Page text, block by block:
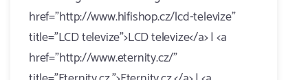
href="http://www.hifishop.cz/lcd-televize"
title="LCD televize">LCD televize</a> | <a
href="http://www.eternity.cz/"